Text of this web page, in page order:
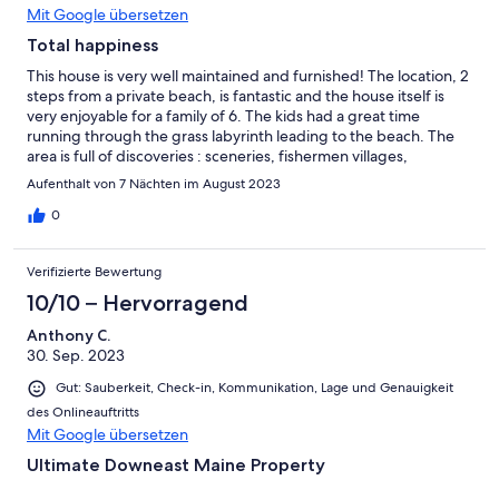
Mit Google übersetzen
Total happiness
This house is very well maintained and furnished! The location, 2
steps from a private beach, is fantastic and the house itself is
very enjoyable for a family of 6. The kids had a great time
running through the grass labyrinth leading to the beach. The
area is full of discoveries : sceneries, fishermen villages,
delicacies, beaches, crafts, seafood, blueberries, etc. The
owners are very nice and responsive. We had a great time!
Aufenthalt von 7 Nächten im August 2023
0
Verifizierte Bewertung
10/10 – Hervorragend
Anthony C.
30. Sep. 2023
Gut: Sauberkeit, Check-in, Kommunikation, Lage und Genauigkeit
des Onlineauftritts
Mit Google übersetzen
Ultimate Downeast Maine Property